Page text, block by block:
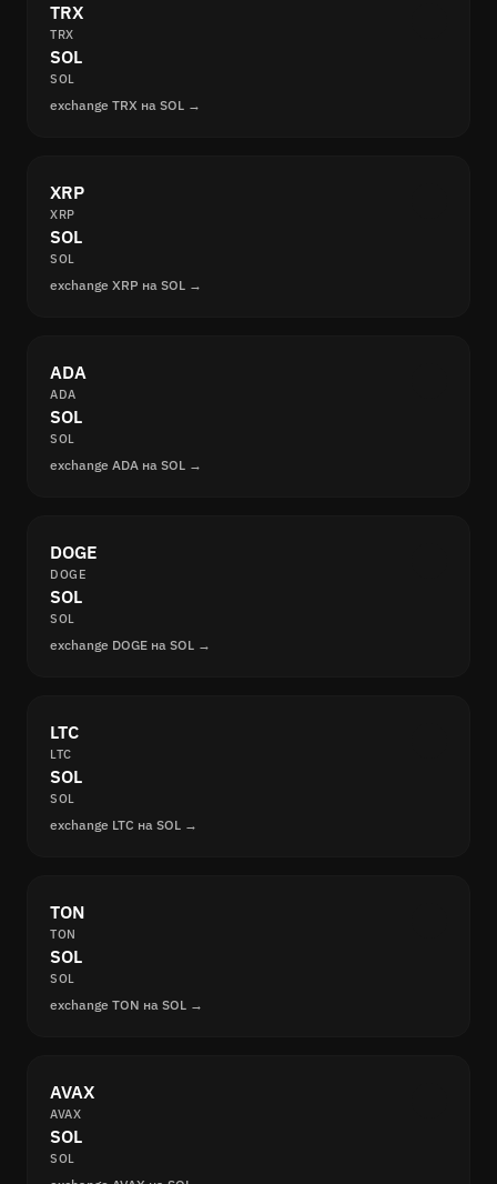
TRX
TRX
SOL
SOL
exchange TRX на SOL →
XRP
XRP
SOL
SOL
exchange XRP на SOL →
ADA
ADA
SOL
SOL
exchange ADA на SOL →
DOGE
DOGE
SOL
SOL
exchange DOGE на SOL →
LTC
LTC
SOL
SOL
exchange LTC на SOL →
TON
TON
SOL
SOL
exchange TON на SOL →
AVAX
AVAX
SOL
SOL